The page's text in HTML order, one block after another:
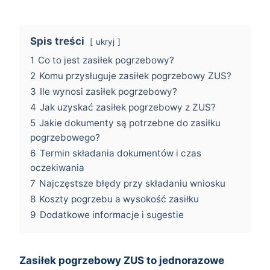
Spis treści ukryj
1 Co to jest zasiłek pogrzebowy?
2 Komu przysługuje zasiłek pogrzebowy ZUS?
3 Ile wynosi zasiłek pogrzebowy?
4 Jak uzyskać zasiłek pogrzebowy z ZUS?
5 Jakie dokumenty są potrzebne do zasiłku
pogrzebowego?
6 Termin składania dokumentów i czas
oczekiwania
7 Najczęstsze błędy przy składaniu wniosku
8 Koszty pogrzebu a wysokość zasiłku
9 Dodatkowe informacje i sugestie
Zasiłek pogrzebowy ZUS to jednorazowe